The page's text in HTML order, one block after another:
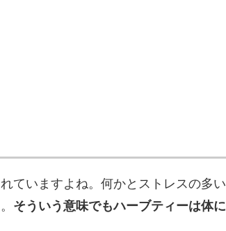
ていますよね。何かとストレスの多い
そういう意味でもハーブティーは体に